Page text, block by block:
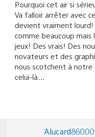
Pourquoi cet air si
Va falloir arrêter avec
devient vraiment lourd!
comme beaucoup
jeux! Des vrais! Des
novateurs et des
nous scotchent à notre
celui-là…
Alucard86000